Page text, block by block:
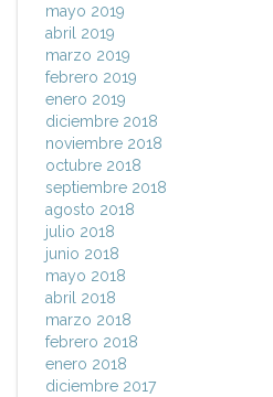
mayo 2019
abril 2019
marzo 2019
febrero 2019
enero 2019
diciembre 2018
noviembre 2018
octubre 2018
septiembre 2018
agosto 2018
julio 2018
junio 2018
mayo 2018
abril 2018
marzo 2018
febrero 2018
enero 2018
diciembre 2017